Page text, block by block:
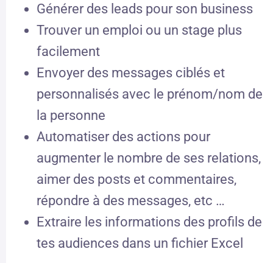
Générer des leads pour son business
Trouver un emploi ou un stage plus
facilement
Envoyer des messages ciblés et
personnalisés avec le prénom/nom de
la personne
Automatiser des actions pour
augmenter le nombre de ses relations,
aimer des posts et commentaires,
répondre à des messages, etc …
Extraire les informations des profils de
tes audiences dans un fichier Excel